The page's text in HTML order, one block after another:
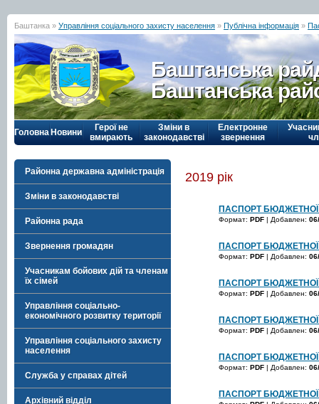
Баштанка » Управління соціального захисту населення » Публічна інформація »
Баштанська
Баштанська
Головна Новини
Герої не
вмирають
Зміни в
законодавстві
Електронне
звернення
Районна державна адміністрація
Зміни в законодавстві
Районна рада
Звернення громадян
Учасникам бойових дій та членам
їх сімей
Управління соціально-
економічного розвитку території
Управління соціального захисту
населення
Служба у справах дітей
Архівний відділ
2019 рік
ПАСПОРТ БЮДЖЕТНОЇ
Формат: PDF | Добавлен:
ПАСПОРТ БЮДЖЕТНОЇ
Формат: PDF | Добавлен:
ПАСПОРТ БЮДЖЕТНОЇ
Формат: PDF | Добавлен:
ПАСПОРТ БЮДЖЕТНОЇ
Формат: PDF | Добавлен:
ПАСПОРТ БЮДЖЕТНОЇ
Формат: PDF | Добавлен:
ПАСПОРТ БЮДЖЕТНОЇ